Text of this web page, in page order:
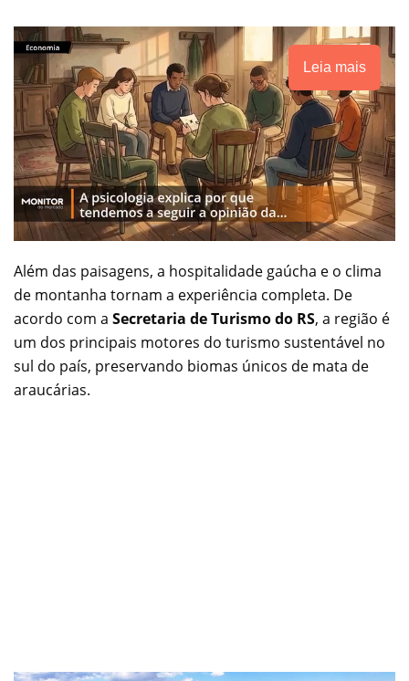
Leia mais
Além das paisagens, a hospitalidade gaúcha e o clima
de montanha tornam a experiência completa. De
acordo com a Secretaria de Turismo do RS, a região é
um dos principais motores do turismo sustentável no
sul do país, preservando biomas únicos de mata de
araucárias.